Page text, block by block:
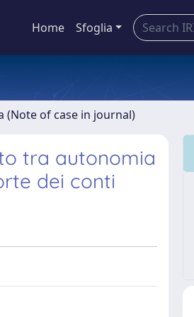
Home Sfoglia
(Note of case in journal)
tra autonomia
dei conti